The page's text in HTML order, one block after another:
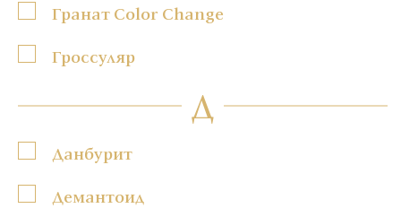
Гранат Color Change
Гроссуляр
Д
Данбурит
Демантоид